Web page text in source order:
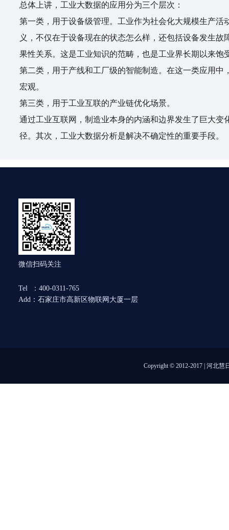
总体上讲，工业大数据的应用分为三个层次：
第一类，用于设备级管理。工业作为社会化大规模生产
义，不仅在于设备现在的状态怎么样，还包括设备发生
果性关系。这是工业知识的范畴，也是工业界长期以来
第二类，用于产线和工厂级的智能制造。在这一类应用
宏观。
第三类，用于工业互联的产业链优化场景。
通过工业互联网，制造业本身的内涵和边界发生了巨大
径。其次，工业大数据分析是解决不确定性的重要手段。
微信扫码关注
Tel ：400-0311-765
Add：石家庄市高新区物联网大厦一层
Copyright © 2012-2017 | 河北